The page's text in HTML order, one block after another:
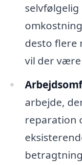
desto flere
vil der
arbejde,
reparation